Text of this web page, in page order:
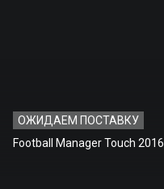
ОЖИДАЕМ ПОСТАВКУ
Football Manager Touch 2016